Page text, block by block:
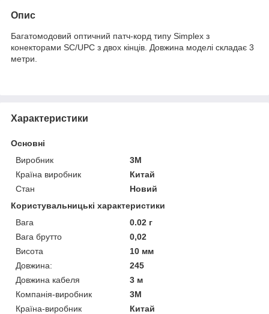
Опис
Багатомодовий оптичний патч-корд типу Simplex з
конекторами SC/UPC з двох кінців. Довжина моделі складає 3
метри.
Характеристики
Основні
Виробник
3М
Країна виробник
Китай
Стан
Новий
Користувальницькі характеристики
Вага
0.02 г
Вага брутто
0,02
Висота
10 мм
Довжина:
245
Довжина кабеля
3 м
Компанія-виробник
3М
Країна-виробник
Китай